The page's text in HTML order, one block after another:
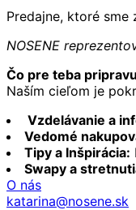
Predajne, ktoré
NOSENE
Čo pre teba
Naším cieľom je
Vzdelávanie a
Vedomé
Tipy a Inšpirácia:
Swapy a
O nás
katarina@nosene.sk